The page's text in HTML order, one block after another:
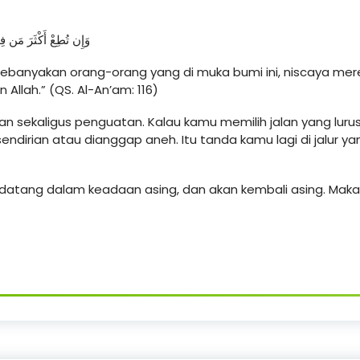
وَإِن تُطِعْ أَكْثَرَ
orang-orang yang di muka bumi ini, niscaya
(QS. Al-An’am: 116)
sekaligus penguatan. Kalau kamu memilih jalan yang
atau dianggap aneh. Itu tanda kamu lagi di jalur